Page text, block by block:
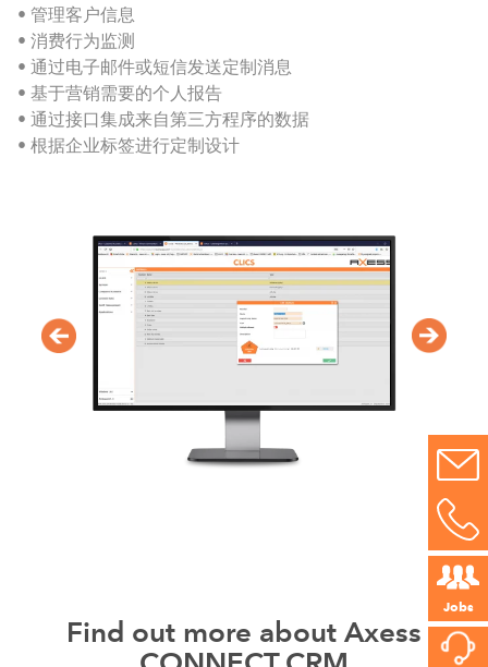
Jobs
• 管理客户信息
• 消费行为监测
• 通过电子邮件或短信发送定制消息
• 基于营销需要的个人报告
• 通过接口集成来自第三方程序的数据
• 根据企业标签进行定制设计
Find out more about Axess